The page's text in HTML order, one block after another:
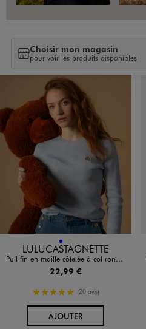
Choisir mon magasin
pour voir les produits disponibles
Disponible en 2 coloris
BLEU
LULUCASTAGNETTE
Pull fin en maille côtelée à col rond femme - LuluCastagnette
22,99 €
5/5 de moyenne
(20 avis)
AJOUTERAU PANIER